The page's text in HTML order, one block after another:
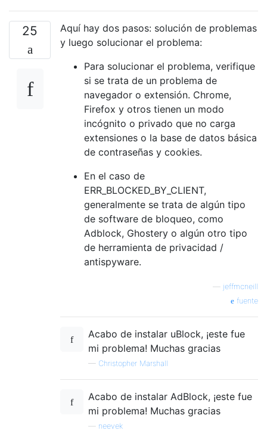
25
Aquí hay dos pasos: solución de problemas
y luego solucionar el problema:
Para solucionar el problema, verifique
si se trata de un problema de
navegador o extensión. Chrome,
Firefox y otros tienen un modo
incógnito o privado que no carga
extensiones o la base de datos básica
de contraseñas y cookies.
En el caso de
ERR_BLOCKED_BY_CLIENT,
generalmente se trata de algún tipo
de software de bloqueo, como
Adblock, Ghostery o algún otro tipo
de herramienta de privacidad /
antispyware.
jeffmcneill
fuente
Acabo de instalar uBlock, ¡este fue
mi problema! Muchas gracias
— Christopher Marshall
Acabo de instalar AdBlock, ¡este fue
mi problema! Muchas gracias
neevek